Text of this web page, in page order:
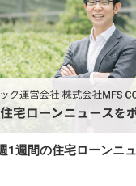
1週間の住宅ローンニ